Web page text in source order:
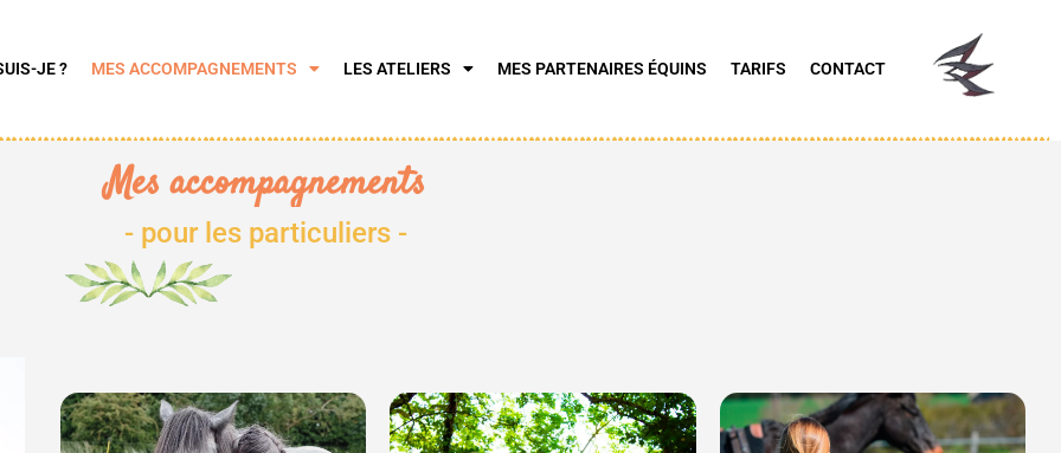
JE ? MES ACCOMPAGNEMENTS LES ATELIERS MES PARTENAIRES ÉQUINS TARIFS CONTACT
Mes accompagnements
- pour les particuliers -